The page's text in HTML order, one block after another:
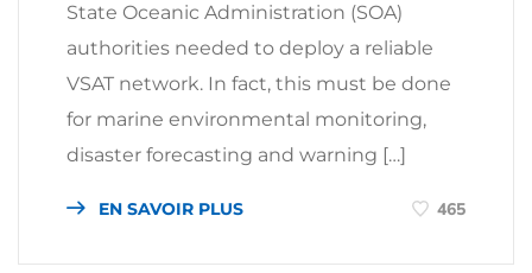
State Oceanic Administration (SOA)
authorities needed to deploy a reliable
VSAT network. In fact, this must be done
for marine environmental monitoring,
disaster forecasting and warning […]
EN SAVOIR PLUS 465